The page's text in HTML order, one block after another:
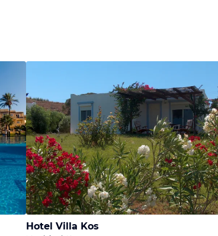
Hotel Villa Kos